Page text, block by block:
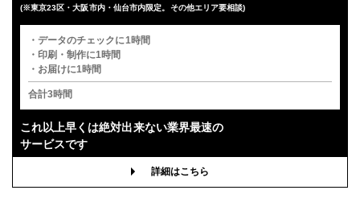
(※東京23区・大阪市内・仙台市内限定。その他エリア要相談)
・データのチェックに1時間
・印刷・制作に1時間
・お届けに1時間
合計3時間
これ以上早くは絶対出来ない業界最速の
サービスです
詳細はこちら